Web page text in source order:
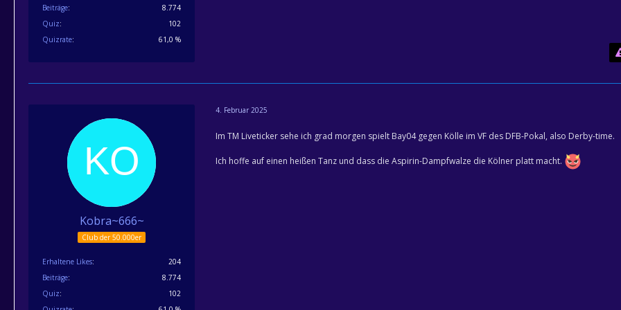
Beiträge
8.774
Quiz
102
Quizrate
61,0 %
Kobra~666~
Club der 50.000er
Erhaltene Likes
204
Beiträge
8.774
Quiz
102
4. Februar 2025
Im TM Liveticker sehe ich grad morgen spielt Bay04 gegen Kölle im VF des DFB-Pokal, also Derby-time.
Ich hoffe auf einen heißen Tanz und dass die Aspirin-Dampfwalze die Kölner platt macht.